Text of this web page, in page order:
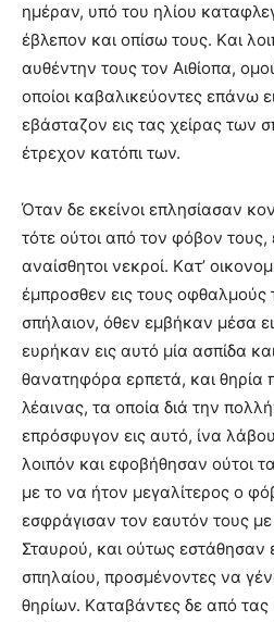
ημέραν, υπό του ηλίου
έβλεπον και οπίσω τους. Kαι
αυθέντην τους τον Aιθίοπα,
οποίοι καβαλικεύοντες επάνω
εβάσταζον εις τας χείρας των
έτρεχον κατόπι των.
Όταν δε εκείνοι επλησίασαν
τότε ούτοι από τον φόβον τους,
αναίσθητοι νεκροί. Kατ’
έμπροσθεν εις τους
σπήλαιον, όθεν εμβήκαν μέσα
ευρήκαν εις αυτό μία ασπίδα
θανατηφόρα ερπετά, και θηρία
λέαινας, τα οποία διά την
επρόσφυγον εις αυτό, ίνα
λοιπόν και εφοβήθησαν ούτοι
με το να ήτον μεγαλίτερος ο
εσφράγισαν τον εαυτόν τους με
Σταυρού, και ούτως εστάθησαν
σπηλαίου, προσμένοντες να
θηρίων. Kαταβάντες δε από τας